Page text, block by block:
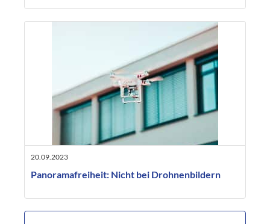
20.09.2023
Panoramafreiheit: Nicht bei Drohnenbildern